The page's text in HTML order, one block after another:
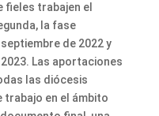
fieles trabajen el
la fase
de 2022 y
Las aportaciones
las diócesis
en el ámbito